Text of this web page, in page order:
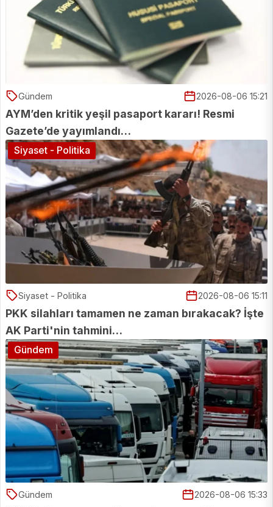
Gündem 2026-08-06 15:21
AYM’den kritik yeşil pasaport kararı! Resmi
Gazete’de yayımlandı…
Siyaset - Politika 2026-08-06 15:11
PKK silahları tamamen ne zaman bırakacak? İşte
AK Parti'nin tahmini…
Siyaset - Politika
Gündem 2026-08-06 15:33
Gündem